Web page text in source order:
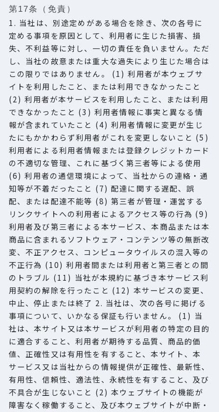
第17条（免責）
1. 当社は、別途定めがある場合を除き、次の各号に
定める事項を原因として、利用者に生じた損害、損
失、不利益等に対し、一切の責任を負いません。ただ
し、当社の故意または重大な過失により生じた場合は
この限りではありません。 (1) 利用者が本ウェブサ
イトを利用したこと、または利用できなかったこと
(2) 利用者が本サービスを利用したこと、または利用
できなかったこと (3) 利用者情報に事実と異なる情
報が含まれていたこと (4) 利用者情報に変更が生じ
たにもかかわらず利用者がこれを変更しないこと (5)
利用者による利用者情報または登録クレジットカード
の不適切な管理、これに基づく第三者等による使用
(6) 利用者の通信環境によって、当社からの連絡・通
知等が不着だったこと (7) 配達に関する遅配、誤
配、または配達不能等 (8) 第三者が管理・運営する
リンクサイトへの利用者によるアクセス等の行為 (9)
利用者及び第三者による本サービス、本商品または本
商品に含まれるソフトウェア・コンテンツ等の無断改
変、不正アクセス、コンピュータウイルスの混入等の
不正行為 (10) 利用者間または利用者と第三者との間
のトラブル (11) 当社が本規約に基づき本サービス利
用契約の解除を行ったこと (12) 本サービスの変更、
中止、停止または終了 2. 当社は、次の各号に掲げる
事項について、いかなる保証も行いません。 (1) 当
社は、本サイト又は本サービスが利用者の特定の目的
に適合すること、利用者が期待する品質、商品的価
値、正確性又は有用性を有すること、本サイト、本
サービス又は当社からの情報提供が正確性、最新性、
有用性、信頼性、適法性、永続性を有すること、及び
不具合が生じないこと (2) 本ウェブサイトの機能が
障害なく稼働すること、及び本ウェブサイトが中断・